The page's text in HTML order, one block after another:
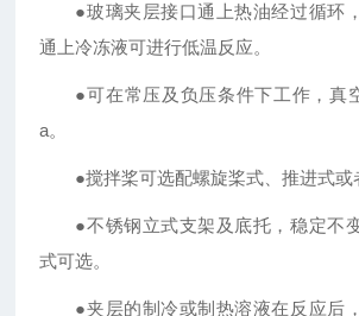
●玻璃夹层接口通上热油经过循环
通上冷冻液可进行低温反应。
●可在常压及负压条件下工作，真
a。
●搅拌桨可选配螺旋桨式、推进式或
●不锈钢立式支架及底托，稳定不
式可选。
●夹层的制冷或制热溶液在反应后